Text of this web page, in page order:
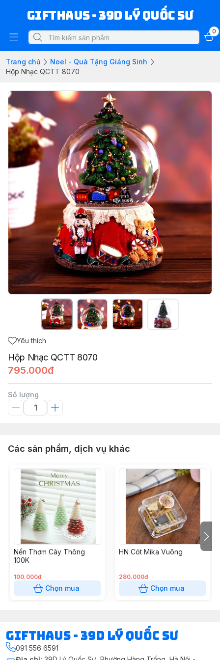
Gifthaus - 39D Lý Quốc Sư
0
Trang chủ
Noel - Quà Tặng Giáng Sinh
Hộp Nhạc QCTT 8070
Yêu thích
Hộp Nhạc QCTT 8070
795.000đ
Số lượng
Các sản phẩm, dịch vụ khác
Nến Thơm Cây Thông
100K
100.000đ
Chọn mua
HN Cót Mika Vuông
280.000đ
Chọn mua
Gifthaus - 39D Lý Quốc Sư
091 556 6591